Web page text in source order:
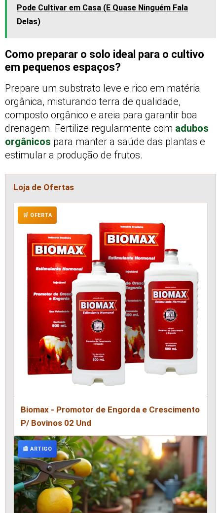
Pode Cultivar em Casa (E Quase Ninguém Fala
Delas)
Como preparar o solo ideal para o cultivo
em pequenos espaços?
Prepare um substrato leve e rico em matéria
orgânica, misturando terra de qualidade,
composto orgânico e areia para garantir boa
drenagem. Fertilize regularmente com adubos
orgânicos para manter a saúde das plantas e
estimular a produção de frutos.
Loja de Ofertas
🛒 OFERTA
Biomax - Promotor de Engorda e Crescimento
P/ Bovinos 02 Und
📰 ARTIGO